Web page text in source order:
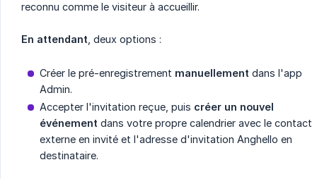
reconnu comme le visiteur à accueillir.
En attendant , deux options :
Créer le pré-enregistrement manuellement dans l'app
Admin.
Accepter l'invitation reçue, puis créer un nouvel
événement dans votre propre calendrier avec le contact
externe en invité et l'adresse d'invitation Anghello en
destinataire.